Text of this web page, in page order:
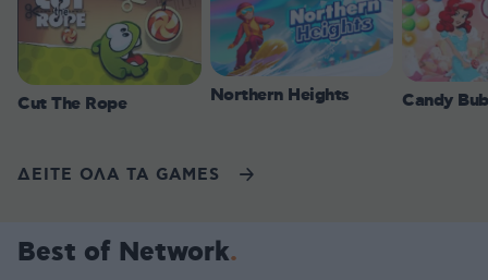
Cut The Rope Northern Heights Candy
ΔΕΙΤΕ ΟΛΑ ΤΑ GAMES
Best of Network